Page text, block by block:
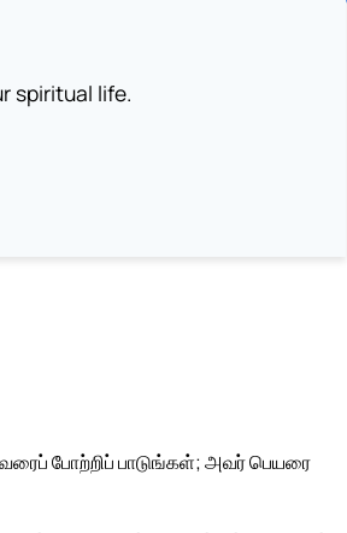
spiritual life.
போற்றிப் பாடுங்கள்; அவர் பெயரை